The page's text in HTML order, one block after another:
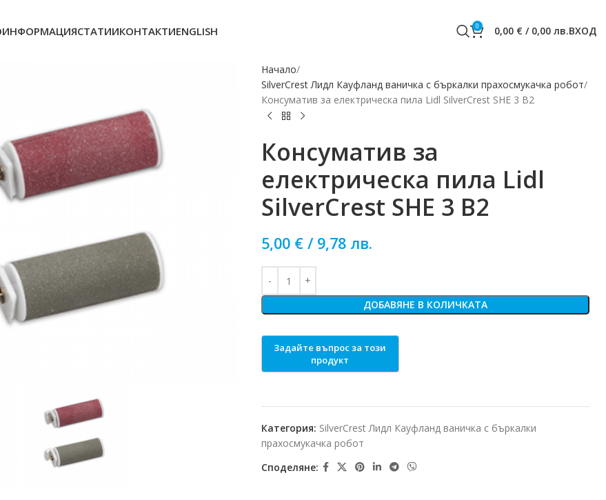
СТАТИИКОНТАКТИENGLISH 0 0,00 € / 0,00 лв.ВХОД
Начало
SilverCrest Лидл Кауфланд ваничка с бъркалки прахосмукачка робот
Консуматив за електрическа пила Lidl SilverCrest SHE 3 B2
Консуматив за
електрическа пила Lidl
SilverCrest SHE 3 B2
5,00 € / 9,78 лв.
ДОБАВЯНЕ В КОЛИЧКАТА
Категория: SilverCrest Лидл Кауфланд ваничка с бъркалки
прахосмукачка робот
Споделяне: